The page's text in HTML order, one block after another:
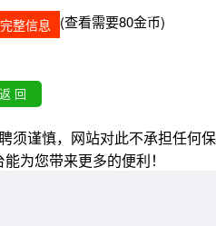
整信息 (查看需要80金币)
须谨慎，网站对此不承担任何保
为您带来更多的便利！